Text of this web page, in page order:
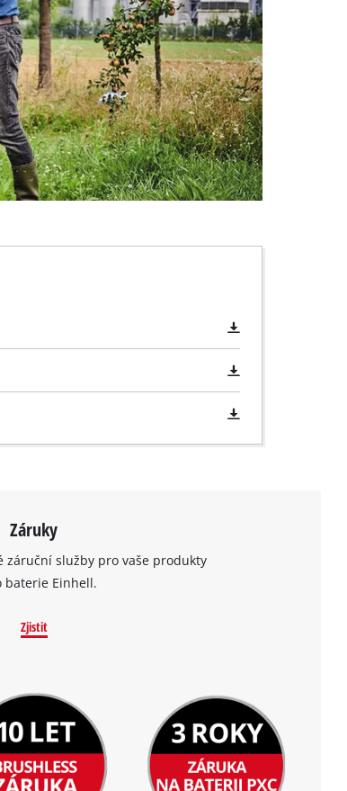
Záruky
záruční služby pro vaše produkty
baterie Einhell.
Zjistit